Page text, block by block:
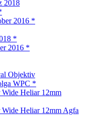
2018
2016 *
*
2016 *
Objektiv
WPC *
Wide Heliar 12mm
Wide Heliar 12mm Agfa